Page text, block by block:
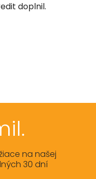
doplnil.
na našej
30 dní